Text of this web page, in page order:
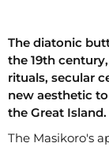
The diatonic
the 19th
rituals, secular
new aesthetic
the Great Island.
The Masikoro's